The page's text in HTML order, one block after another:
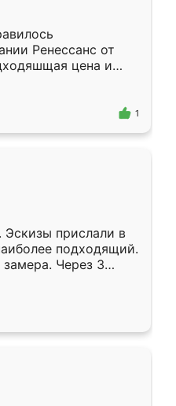
Ренессанс от
цена и
Приехавший
самый
1
Эскизы прислали в
подходящий.
Через 3
Остались
Ренессанс
работу!